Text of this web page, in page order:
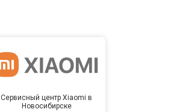
Сервисный центр Xiaomi в
Новосибирске